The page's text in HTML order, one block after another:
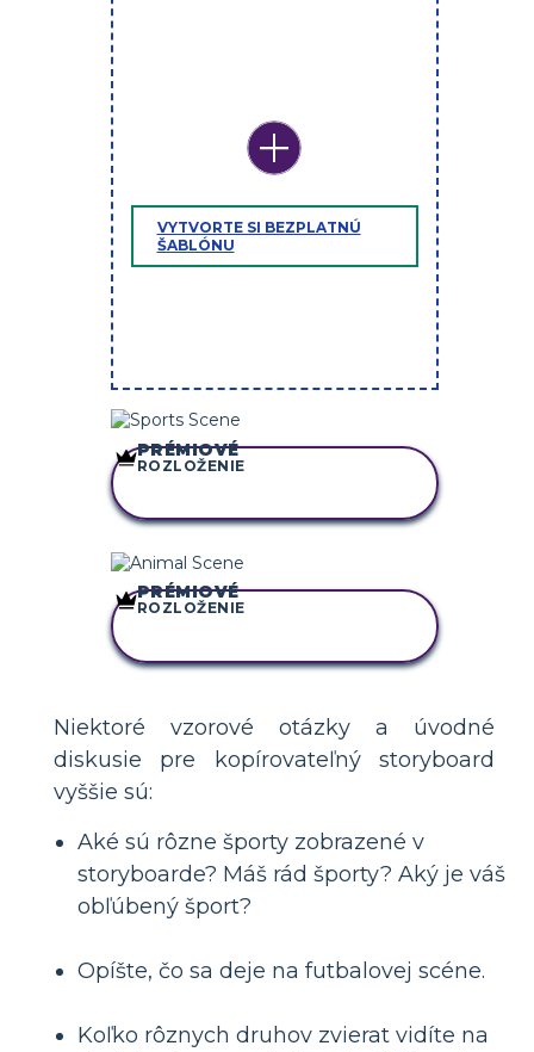
VYTVORTE SI BEZPLATNÚ
ŠABLÓNU
SKOPÍRUJTE TENTO
PRÉMIOVÉ
ROZLOŽENIE
SKOPÍRUJTE TENTO
PRÉMIOVÉ
ROZLOŽENIE
Niektoré vzorové otázky a úvodné
diskusie pre kopírovateľný storyboard
vyššie sú:
Aké sú rôzne športy zobrazené v
storyboarde? Máš rád športy? Aký je váš
obľúbený šport?
Opíšte, čo sa deje na futbalovej scéne.
Koľko rôznych druhov zvierat vidíte na